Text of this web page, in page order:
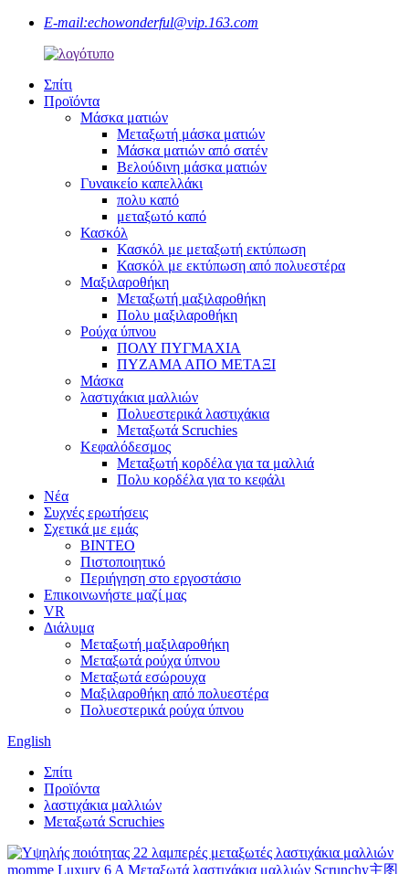
E-mail:echowonderful@vip.163.com
Σπίτι
Προϊόντα
Μάσκα ματιών
Μεταξωτή μάσκα ματιών
Μάσκα ματιών από σατέν
Βελούδινη μάσκα ματιών
Γυναικείο καπελλάκι
πολυ καπό
μεταξωτό καπό
Κασκόλ
Κασκόλ με μεταξωτή εκτύπωση
Κασκόλ με εκτύπωση από πολυεστέρα
Μαξιλαροθήκη
Μεταξωτή μαξιλαροθήκη
Πολυ μαξιλαροθήκη
Ρούχα ύπνου
ΠΟΛΥ ΠΥΓΜΑΧΙΑ
ΠΥΖΑΜΑ ΑΠΟ ΜΕΤΑΞΙ
Μάσκα
λαστιχάκια μαλλιών
Πολυεστερικά λαστιχάκια
Μεταξωτά Scruchies
Κεφαλόδεσμος
Μεταξωτή κορδέλα για τα μαλλιά
Πολυ κορδέλα για το κεφάλι
Νέα
Συχνές ερωτήσεις
Σχετικά με εμάς
ΒΙΝΤΕΟ
Πιστοποιητικό
Περιήγηση στο εργοστάσιο
Επικοινωνήστε μαζί μας
VR
Διάλυμα
Μεταξωτή μαξιλαροθήκη
Μεταξωτά ρούχα ύπνου
Μεταξωτά εσώρουχα
Μαξιλαροθήκη από πολυεστέρα
Πολυεστερικά ρούχα ύπνου
English
Σπίτι
Προϊόντα
λαστιχάκια μαλλιών
Μεταξωτά Scruchies